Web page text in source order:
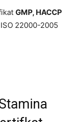
GMP, HACCP
22000-2005